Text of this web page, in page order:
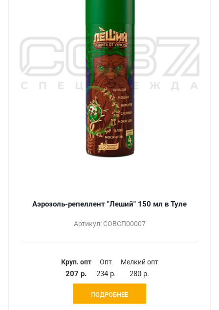
Аэрозоль-репеллент "Леший" 150 мл в Туле
Артикул: СОВСП00007
Круп. опт
207 р.
Опт
234 р.
Мелкий опт
280 р.
ПОДРОБНЕЕ